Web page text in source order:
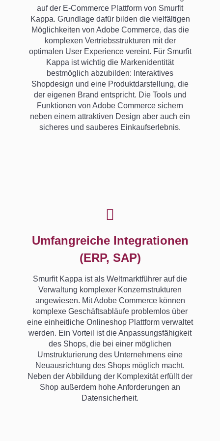
auf der E-Commerce Plattform von Smurfit
Kappa. Grundlage dafür bilden die vielfältigen
Möglichkeiten von Adobe Commerce, das die
komplexen Vertriebsstrukturen mit der
optimalen User Experience vereint. Für Smurfit
Kappa ist wichtig die Markenidentität
bestmöglich abzubilden: Interaktives
Shopdesign und eine Produktdarstellung, die
der eigenen Brand entspricht. Die Tools und
Funktionen von Adobe Commerce sichern
neben einem attraktiven Design aber auch ein
sicheres und sauberes Einkaufserlebnis.
Umfangreiche Integrationen
(ERP, SAP)
Smurfit Kappa ist als Weltmarktführer auf die
Verwaltung komplexer Konzernstrukturen
angewiesen. Mit Adobe Commerce können
komplexe Geschäftsabläufe problemlos über
eine einheitliche Onlineshop Plattform verwaltet
werden. Ein Vorteil ist die Anpassungsfähigkeit
des Shops, die bei einer möglichen
Umstrukturierung des Unternehmens eine
Neuausrichtung des Shops möglich macht.
Neben der Abbildung der Komplexität erfüllt der
Shop außerdem hohe Anforderungen an
Datensicherheit.